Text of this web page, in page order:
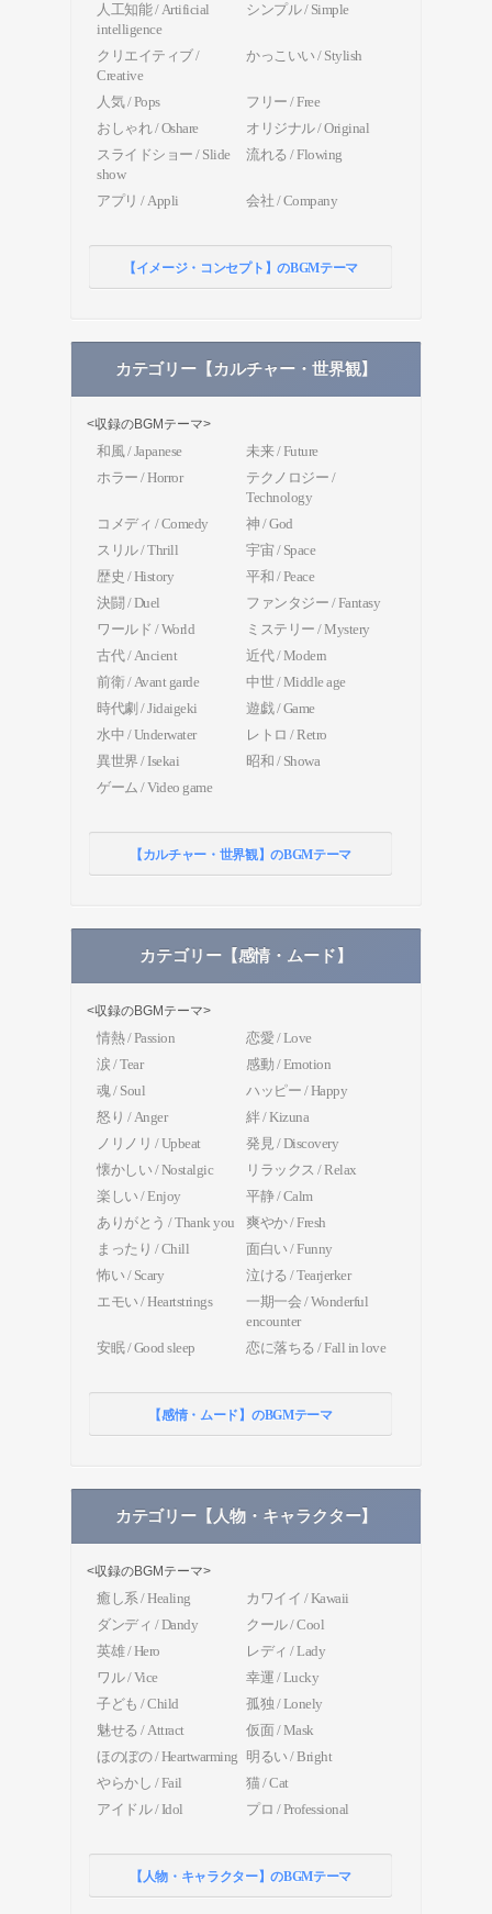
人工知能 / Artificial
intelligence
シンプル / Simple
クリエイティブ /
Creative
かっこいい / Stylish
人気 / Pops
フリー / Free
おしゃれ / Oshare
オリジナル / Original
スライドショー / Slide
show
流れる / Flowing
アプリ / Appli 会社 / Company
【イメージ・コンセプト】のBGMテーマ
カテゴリー【カルチャー・世界観】
<収録のBGMテーマ>
和風 / Japanese
未来 / Future
ホラー / Horror
テクノロジー /
Technology
コメディ / Comedy
神 / God
スリル / Thrill
宇宙 / Space
歴史 / History
平和 / Peace
決闘 / Duel
ファンタジー / Fantasy
ワールド / World
ミステリー / Mystery
古代 / Ancient
近代 / Modern
前衛 / Avant garde
中世 / Middle age
時代劇 / Jidaigeki
遊戯 / Game
水中 / Underwater
レトロ / Retro
異世界 / Isekai
昭和 / Showa
ゲーム / Video game
【カルチャー・世界観】のBGMテーマ
カテゴリー【感情・ムード】
<収録のBGMテーマ>
情熱 / Passion
恋愛 / Love
涙 / Tear
感動 / Emotion
魂 / Soul
ハッピー / Happy
怒り / Anger
絆 / Kizuna
ノリノリ / Upbeat
発見 / Discovery
懐かしい / Nostalgic
リラックス / Relax
楽しい / Enjoy
平静 / Calm
ありがとう / Thank you
爽やか / Fresh
まったり / Chill
面白い / Funny
怖い / Scary
泣ける / Tearjerker
エモい / Heartstrings
一期一会 / Wonderful
encounter
安眠 / Good sleep
恋に落ちる / Fall in love
【感情・ムード】のBGMテーマ
カテゴリー【人物・キャラクター】
<収録のBGMテーマ>
癒し系 / Healing
カワイイ / Kawaii
ダンディ / Dandy
クール / Cool
英雄 / Hero
レディ / Lady
ワル / Vice
幸運 / Lucky
子ども / Child
孤独 / Lonely
魅せる / Attract
仮面 / Mask
ほのぼの / Heartwarming 明るい / Bright
やらかし / Fail
猫 / Cat
アイドル / Idol
プロ / Professional
【人物・キャラクター】のBGMテーマ